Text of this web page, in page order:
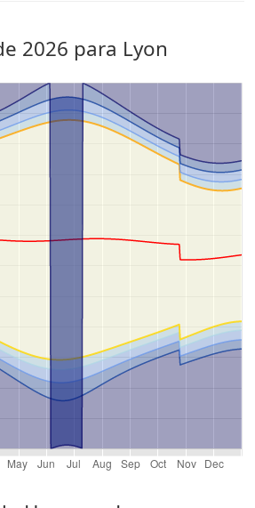
2026 para Lyon